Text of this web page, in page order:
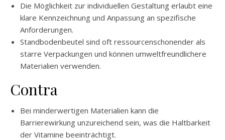
Die Möglichkeit zur individuellen Gestaltung erlaubt eine
klare Kennzeichnung und Anpassung an spezifische
Anforderungen.
Standbodenbeutel sind oft ressourcenschonender als
starre Verpackungen und können umweltfreundlichere
Materialien verwenden.
Contra
Bei minderwertigen Materialien kann die
Barrierewirkung unzureichend sein, was die Haltbarkeit
der Vitamine beeinträchtigt.